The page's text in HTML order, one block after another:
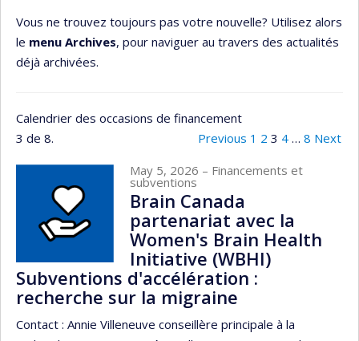
Vous ne trouvez toujours pas votre nouvelle? Utilisez alors
le menu Archives, pour naviguer au travers des actualités
déjà archivées.
Calendrier des occasions de financement
3 de 8.
Previous 1 2 3 4 … 8 Next
May 5, 2026 – Financements et
subventions
Brain Canada
partenariat avec la
Women's Brain Health
Initiative (WBHI)
Subventions d'accélération :
recherche sur la migraine
Contact : Annie Villeneuve conseillère principale à la